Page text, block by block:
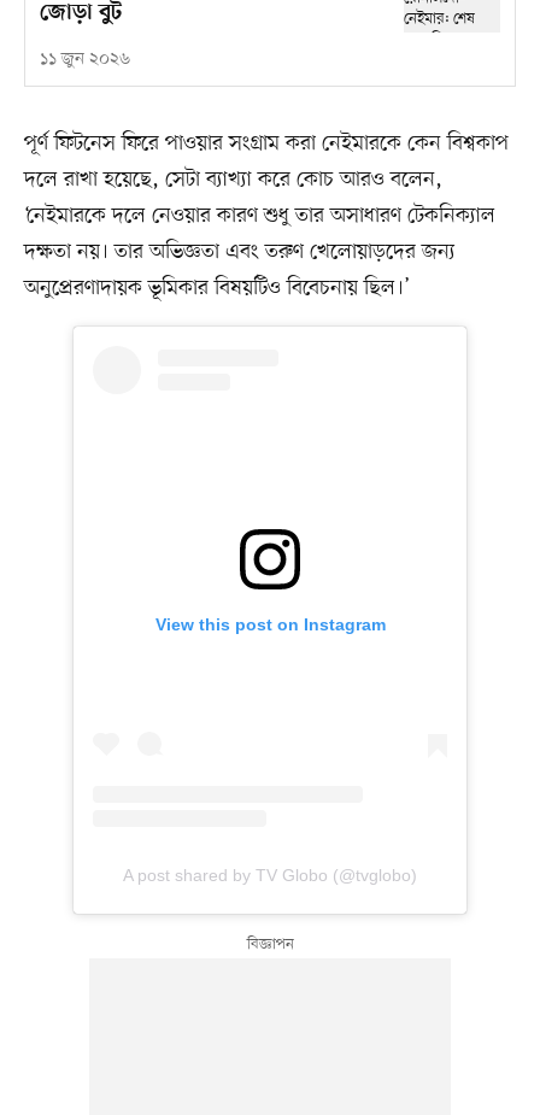
জোড়া বুট
১১ জুন ২০২৬
পূর্ণ ফিটনেস ফিরে পাওয়ার সংগ্রাম করা নেইমারকে কেন বিশ্বকাপ
দলে রাখা হয়েছে, সেটা ব্যাখ্যা করে কোচ আরও বলেন,
‘নেইমারকে দলে নেওয়ার কারণ শুধু তার অসাধারণ টেকনিক্যাল
দক্ষতা নয়। তার অভিজ্ঞতা এবং তরুণ খেলোয়াড়দের জন্য
অনুপ্রেরণাদায়ক ভূমিকার বিষয়টিও বিবেচনায় ছিল।’
View this post on Instagram
A post shared by TV Globo (@tvglobo)